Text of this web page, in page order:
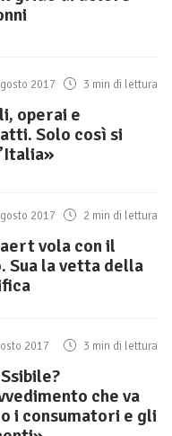
2017 3 min di lettura
operai e
Solo così si
2017 2 min di lettura
vola con il
Sua la vetta della
2017 3 min di lettura
che va
i consumatori e gli